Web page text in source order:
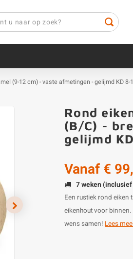
(9-12 cm) - vaste afmetingen - gelijmd KD 8-
Rond
(B/C) -
gelijmd
Vanaf€
7 weken
Een rustiek rond
eikenhout voor
wens samen! Lees